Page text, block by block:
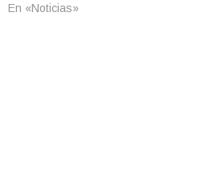
En «Noticias»